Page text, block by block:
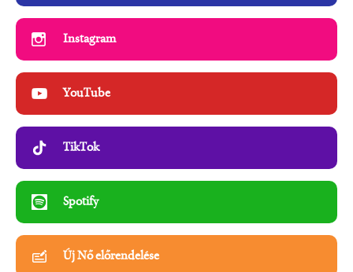
Instagram
YouTube
TikTok
Spotify
Új Nő előrendelése